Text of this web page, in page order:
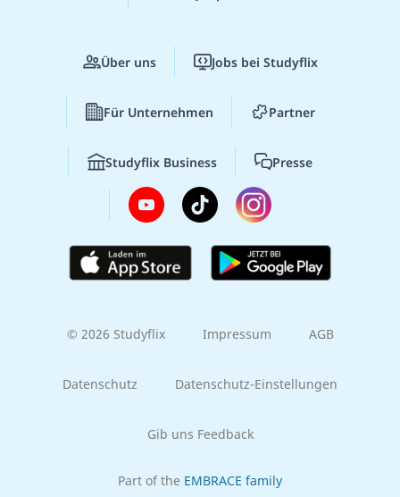
Über uns Jobs bei Studyflix
Für Unternehmen Partner
Studyflix Business Presse
© 2026 Studyflix Impressum AGB
Datenschutz Datenschutz-Einstellungen
Gib uns Feedback
Part of the EMBRACE family